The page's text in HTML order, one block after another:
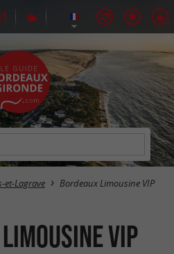
et-Lagrave Bordeaux Limousine VIP
VIP